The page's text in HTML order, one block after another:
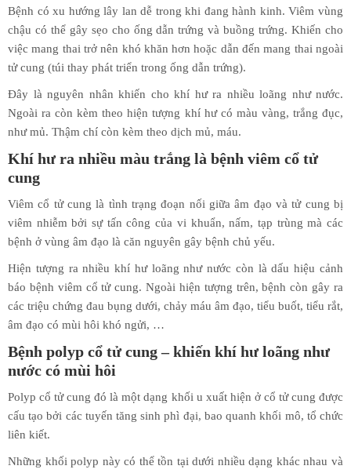
Bệnh có xu hướng lây lan dễ trong khi đang hành kinh. Viêm vùng
chậu có thể gây sẹo cho ống dẫn trứng và buồng trứng. Khiến cho
việc mang thai trở nên khó khăn hơn hoặc dẫn đến mang thai ngoài
tử cung (túi thay phát triển trong ống dẫn trứng).
Đây là nguyên nhân khiến cho khí hư ra nhiều loãng như nước.
Ngoài ra còn kèm theo hiện tượng khí hư có màu vàng, trắng đục,
như mủ. Thậm chí còn kèm theo dịch mủ, máu.
Khí hư ra nhiều màu trắng là bệnh viêm cổ tử
cung
Viêm cổ tử cung là tình trạng đoạn nối giữa âm đạo và tử cung bị
viêm nhiễm bởi sự tấn công của vi khuẩn, nấm, tạp trùng mà các
bệnh ở vùng âm đạo là căn nguyên gây bệnh chủ yếu.
Hiện tượng ra nhiều khí hư loãng như nước còn là dấu hiệu cảnh
báo bệnh viêm cổ tử cung. Ngoài hiện tượng trên, bệnh còn gây ra
các triệu chứng đau bụng dưới, chảy máu âm đạo, tiểu buốt, tiểu rắt,
âm đạo có mùi hôi khó ngửi, …
Bệnh polyp cổ tử cung – khiến khí hư loãng như
nước có mùi hôi
Polyp cổ tử cung đó là một dạng khối u xuất hiện ở cổ tử cung được
cấu tạo bởi các tuyến tăng sinh phì đại, bao quanh khối mô, tổ chức
liên kiết.
Những khối polyp này có thể tồn tại dưới nhiều dạng khác nhau và